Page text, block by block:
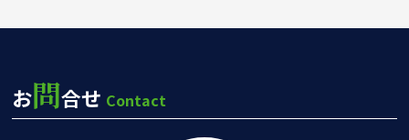
お問合せ Contact